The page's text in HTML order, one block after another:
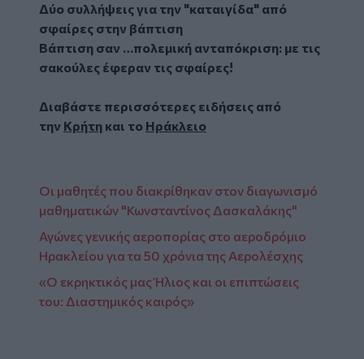
Δύο συλλήψεις για την "καταιγίδα" από
σφαίρες στην βάπτιση
Βάπτιση σαν …πολεμική ανταπόκριση: με τις
σακούλες έφεραν τις σφαίρες!
Διαβάστε περισσότερες ειδήσεις από
την Κρήτη και το Ηράκλειο
Οι μαθητές που διακρίθηκαν στον διαγωνισμό
μαθηματικών "Κωνσταντίνος Δασκαλάκης"
Αγώνες γενικής αεροπορίας στο αεροδρόμιο
Ηρακλείου για τα 50 χρόνια της Αερολέσχης
«Ο εκρηκτικός μας Ήλιος και οι επιπτώσεις
του: Διαστημικός καιρός»